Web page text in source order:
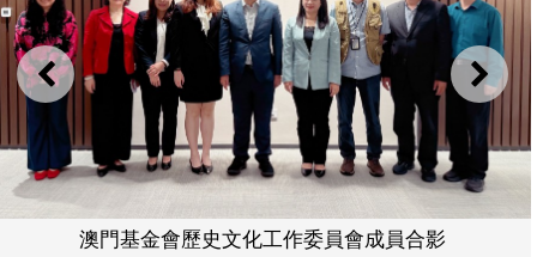
上一則 下一
澳門基金會歷史文化工作委員會成員合影